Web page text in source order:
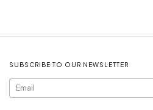
SUBSCRIBE TO OUR NEWSLETTER